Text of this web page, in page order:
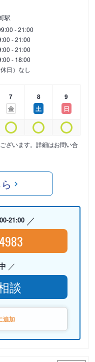
駅
- 21:00
- 21:00
- 21:00
- 18:00
休日）なし
7
金
8
土
9
日
ざいます。詳細はお問い合
21:00
談
追加